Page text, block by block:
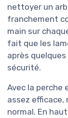
nettoyer un
franchement
main sur
fait que les
après
sécurité.
Avec la perche
assez efficace,
normal. En